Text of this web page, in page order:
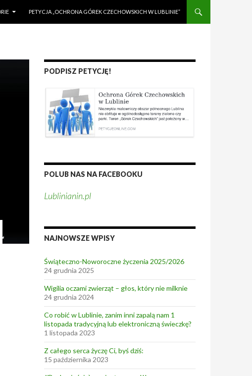
PETYCJA „OCHRONA GÓREK CZECHOWSKICH W LUBLINIE”
PODPISZ PETYCJĘ!
POLUB NAS NA FACEBOOKU
Lublinianin.pl
NAJNOWSZE WPISY
Świąteczno-Noworoczne życzenia 2025/2026
24 grudnia 2025
Wigilia oczami zwierząt – głos, który nie milknie
24 grudnia 2024
Co robić w Lublinie, zanim inni zapalą nam 1
listopada tradycyjną lub elektroniczną świeczkę?
1 listopada 2023
Z całego serca życzę Ci, byś dziś:
15 października 2023